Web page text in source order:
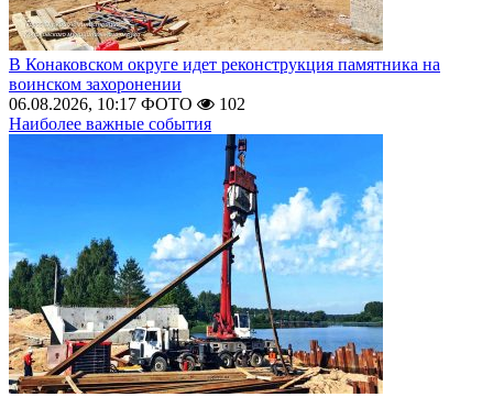
В Конаковском округе идет реконструкция памятника на
воинском захоронении
06.08.2026, 10:17 ФОТО
102
Наиболее важные события